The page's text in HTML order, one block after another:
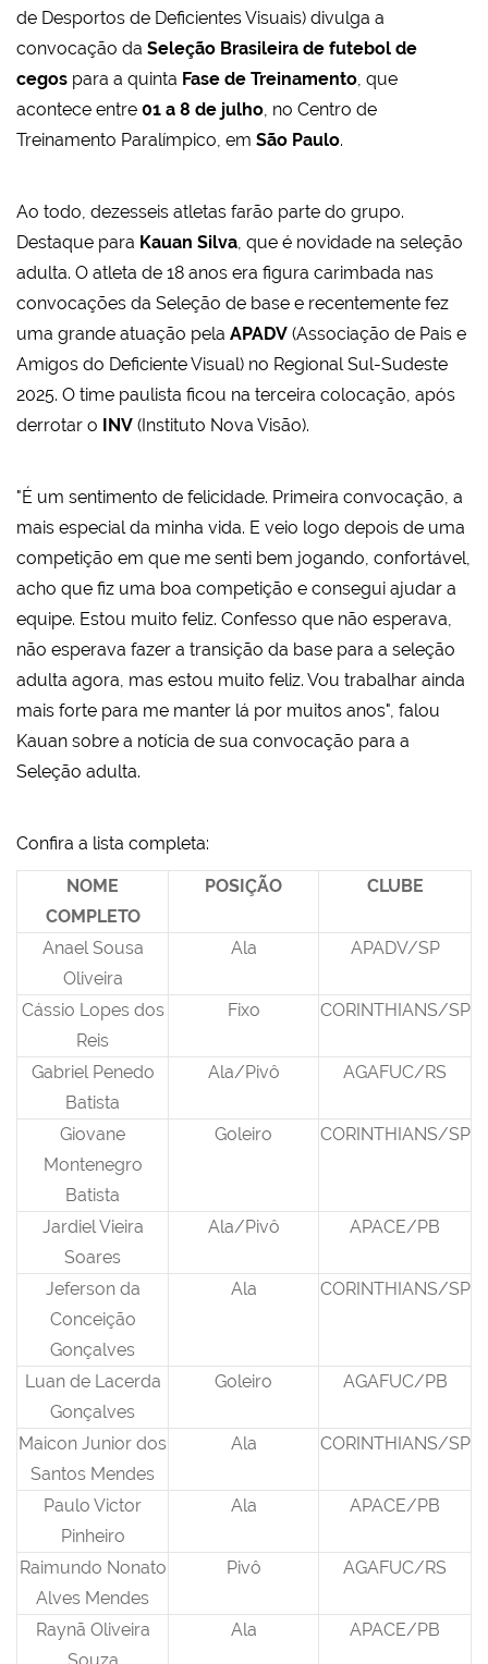
de Desportos de Deficientes Visuais) divulga a
convocação da Seleção Brasileira de futebol de
cegos para a quinta Fase de Treinamento, que
acontece entre 01 a 8 de julho, no Centro de
Treinamento Paralímpico, em São Paulo.
Ao todo, dezesseis atletas farão parte do grupo.
Destaque para Kauan Silva, que é novidade na seleção
adulta. O atleta de 18 anos era figura carimbada nas
convocações da Seleção de base e recentemente fez
uma grande atuação pela APADV (Associação de Pais e
Amigos do Deficiente Visual) no Regional Sul-Sudeste
2025. O time paulista ficou na terceira colocação, após
derrotar o
INV (Instituto Nova Visão).
"É um sentimento de felicidade. Primeira convocação, a
mais especial da minha vida. E veio logo depois de uma
competição em que me senti bem jogando, confortável,
acho que fiz uma boa competição e consegui ajudar a
equipe. Estou muito feliz. Confesso que não esperava,
não esperava fazer a transição da base para a seleção
adulta agora, mas estou muito feliz. Vou trabalhar ainda
mais forte para me manter lá por muitos anos", falou
Kauan sobre a notícia de sua convocação para a
Seleção adulta.
Confira a lista completa:
NOME
COMPLETO
POSIÇÃO CLUBE
Anael Sousa
Oliveira
Ala APADV/SP
Cássio Lopes dos
Reis
Fixo CORINTHIANS/SP
Gabriel Penedo
Batista
Ala/Pivô AGAFUC/RS
Giovane
Montenegro
Batista
Goleiro CORINTHIANS/SP
Jardiel Vieira
Soares
Ala/Pivô APACE/PB
Jeferson da
Conceição
Gonçalves
Ala CORINTHIANS/SP
Luan de Lacerda
Gonçalves
Goleiro AGAFUC/PB
Maicon Junior dos
Santos Mendes
Ala CORINTHIANS/SP
Paulo Victor
Pinheiro
Ala APACE/PB
Raimundo Nonato
Alves Mendes
Pivô AGAFUC/RS
Raynã Oliveira
Ala APACE/PB